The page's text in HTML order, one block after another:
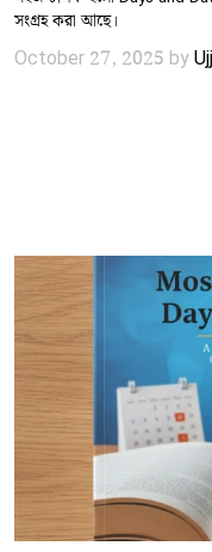
সংগ্রহ করা আছে।
October 27, 2025 by